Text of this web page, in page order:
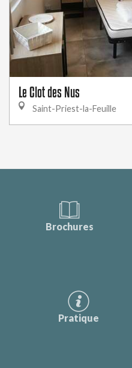
Le Clot des Nus
Saint-Priest-la-Feuille
Brochures
Pratique